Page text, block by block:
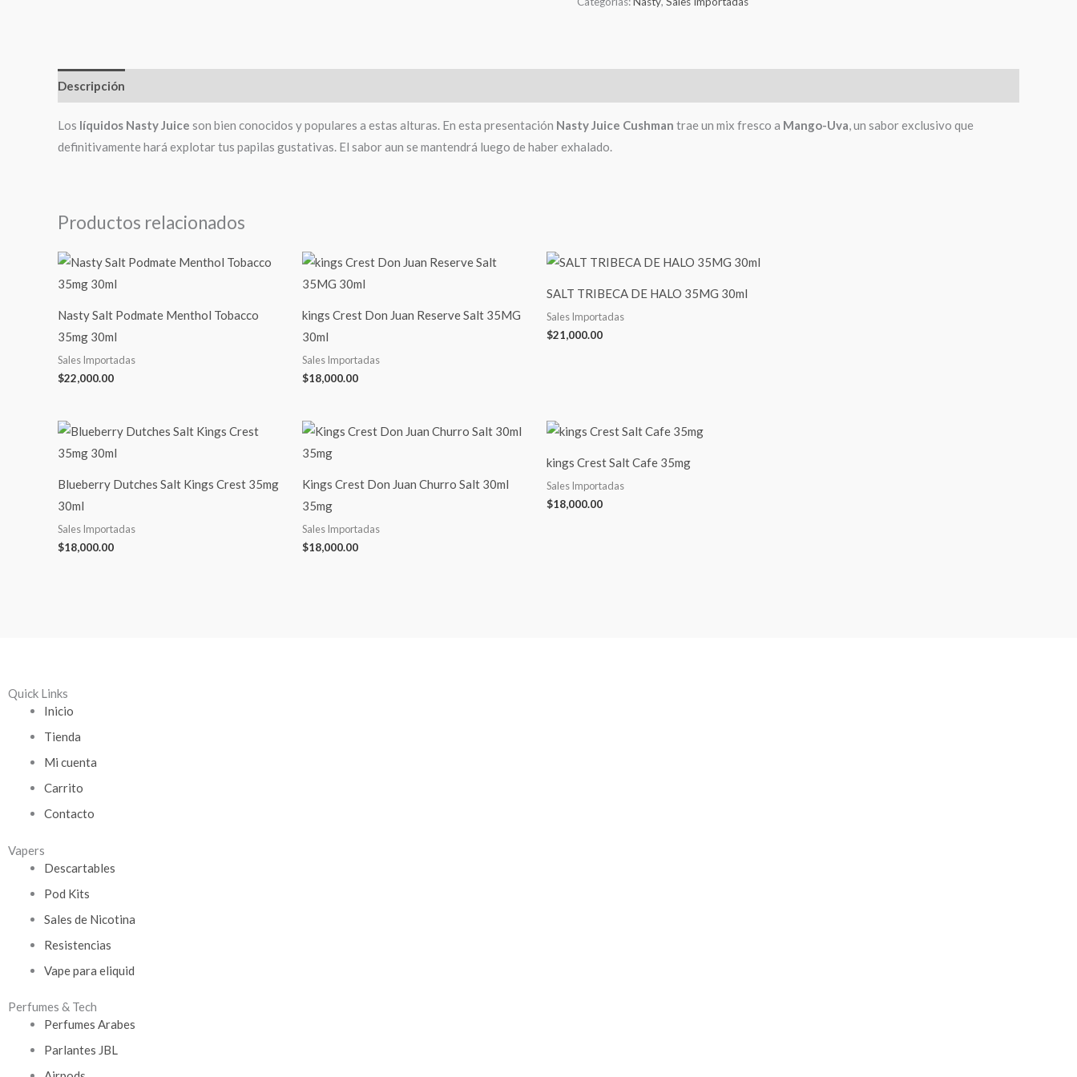
Descripción
Los líquidos Nasty Juice son bien conocidos y populares a estas alturas. En esta presentación Nasty Juice Cushman trae un mix fresco a Mango-Uva, un sabor exclusivo que
definitivamente hará explotar tus papilas gustativas. El sabor aun se mantendrá luego de haber exhalado.
Productos relacionados
Nasty Salt Podmate Menthol Tobacco
35mg 30ml
Sales Importadas
$22,000.00
kings Crest Don Juan Reserve Salt 35MG
30ml
Sales Importadas
$18,000.00
SALT TRIBECA DE HALO 35MG 30ml
Sales Importadas
$21,000.00
Blueberry Dutches Salt Kings Crest 35mg
30ml
Sales Importadas
$18,000.00
Kings Crest Don Juan Churro Salt 30ml
35mg
Sales Importadas
$18,000.00
kings Crest Salt Cafe 35mg
Sales Importadas
$18,000.00
Quick Links
Inicio
Tienda
Mi cuenta
Carrito
Contacto
Vapers
Descartables
Pod Kits
Sales de Nicotina
Resistencias
Vape para eliquid
Perfumes & Tech
Perfumes Arabes
Parlantes JBL